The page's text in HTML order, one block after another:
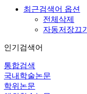
최근검색어 옵션
전체삭제
자동저장끄기
인기검색어
통합검색
국내학술논문
학위논문